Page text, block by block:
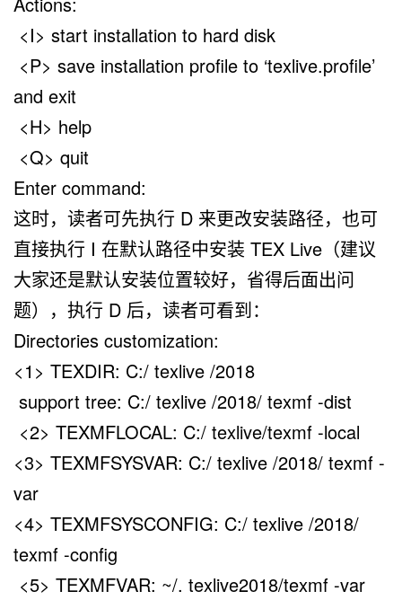
<I> start installation to hard disk
<P> save installation profile to ‘texlive.profile’
and exit
<H> help
<Q> quit
Enter command:
这时，读者可先执行 D 来更改安装路径，也可
直接执行 I 在默认路径中安装 TEX Live（建议
大家还是默认安装位置较好，省得后面出问
题），执行 D 后，读者可看到：
Directories customization:
<1> TEXDIR: C:/ texlive /2018
support tree: C:/ texlive /2018/ texmf -dist
<2> TEXMFLOCAL: C:/ texlive/texmf -local
<3> TEXMFSYSVAR: C:/ texlive /2018/ texmf -
var
<4> TEXMFSYSCONFIG: C:/ texlive /2018/
texmf -config
<5> TEXMFVAR: ~/. texlive2018/texmf -var